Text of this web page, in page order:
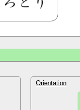
Orientation